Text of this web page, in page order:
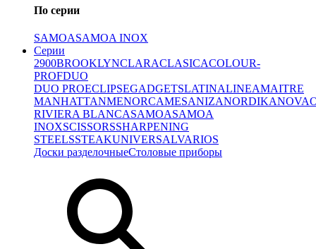
По серии
SAMOASAMOA INOX
Серии
2900BROOKLYNCLARACLASICACOLOUR-
PROFDUO
DUO PROECLIPSEGADGETSLATINALINEAMAITRE
MANHATTANMENORCAMESANIZANORDIKANOVA
RIVIERA BLANCASAMOASAMOA
INOXSCISSORSSHARPENING
STEELSSTEAKUNIVERSALVARIOS
Доски разделочныеСтоловые приборы